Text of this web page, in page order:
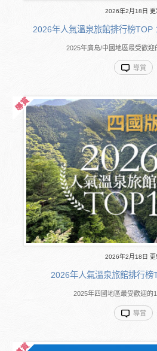
2026年2月18日 更
2026年人氣溫泉旅館排行榜TOP
2025年廣島/中國地區最受歡迎
導賞
2026年2月18日 更
2026年人氣溫泉旅館排行榜
2025年四國地區最受歡迎的
導賞